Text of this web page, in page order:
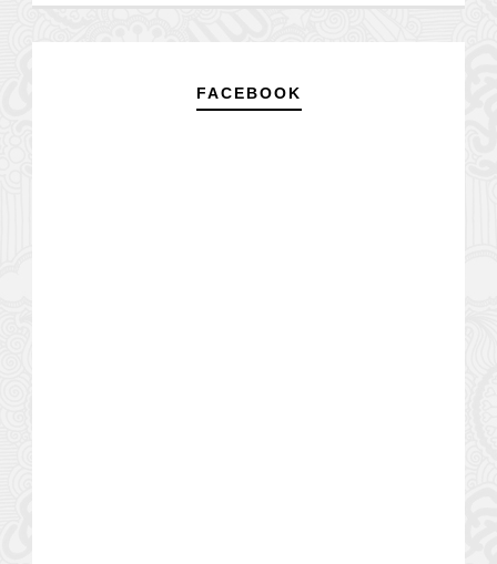
FACEBOOK